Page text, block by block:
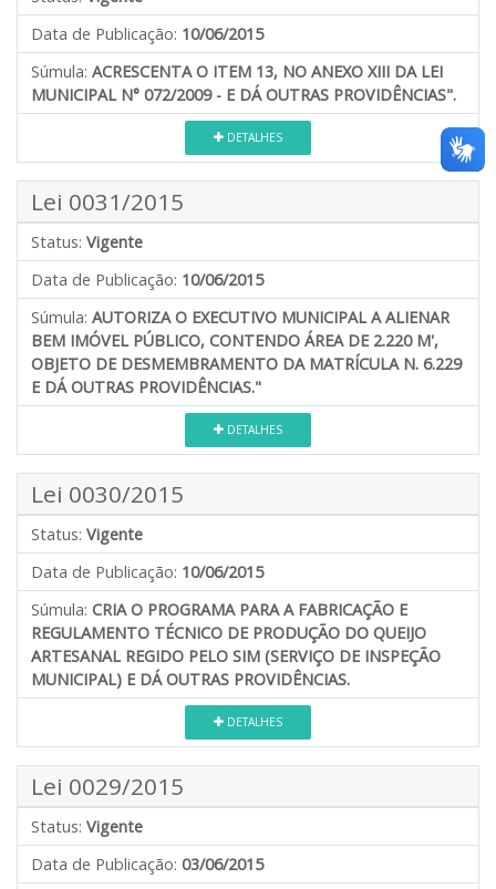
Data de Publicação: 10/06/2015
Súmula: ACRESCENTA O ITEM 13, NO ANEXO XIII DA LEI
MUNICIPAL N° 072/2009 - E DÁ OUTRAS PROVIDÊNCIAS".
DETALHES
Lei 0031/2015
Status: Vigente
Data de Publicação: 10/06/2015
Súmula: AUTORIZA O EXECUTIVO MUNICIPAL A ALIENAR
BEM IMÓVEL PÚBLICO, CONTENDO ÁREA DE 2.220 M',
OBJETO DE DESMEMBRAMENTO DA MATRÍCULA N. 6.229
E DÁ OUTRAS PROVIDÊNCIAS."
DETALHES
Lei 0030/2015
Status: Vigente
Data de Publicação: 10/06/2015
Súmula: CRIA O PROGRAMA PARA A FABRICAÇÃO E
REGULAMENTO TÉCNICO DE PRODUÇÃO DO QUEIJO
ARTESANAL REGIDO PELO SIM (SERVIÇO DE INSPEÇÃO
MUNICIPAL) E DÁ OUTRAS PROVIDÊNCIAS.
DETALHES
Lei 0029/2015
Status: Vigente
Data de Publicação: 03/06/2015